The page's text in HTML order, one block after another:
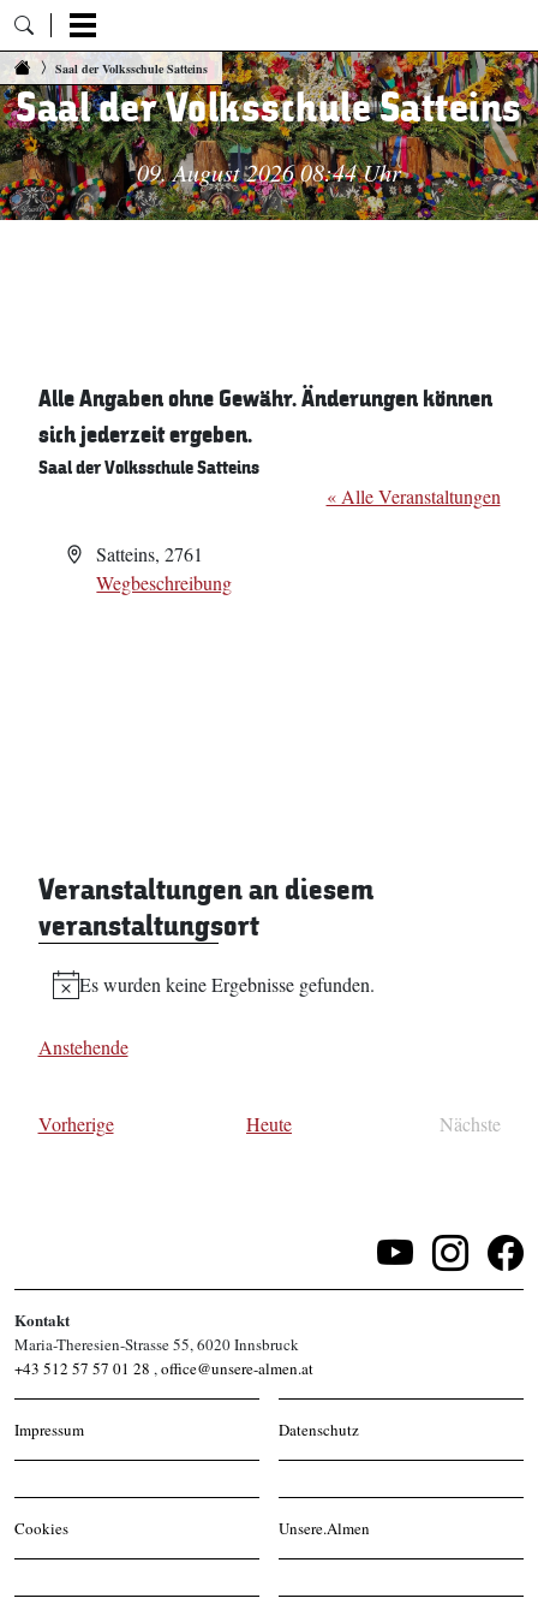
Zum Inhalt springen
Saal der Volksschule Satteins
Saal der Volksschule Satteins
09. August 2026 08:44 Uhr
Alle Angaben ohne Gewähr. Änderungen können
sich jederzeit ergeben.
Saal der Volksschule Satteins
« Alle Veranstaltungen
AdresseSatteins, 2761
Wegbeschreibung
Veranstaltungen an diesem
veranstaltungsort
Hinweis
Es wurden keine Ergebnisse gefunden.
Anstehende
VorherigeVeranstaltungen Heute
Nächste
Kontakt
Maria-Theresien-Strasse 55, 6020 Innsbruck
+43 512 57 57 01 28 ,office@unsere-almen.at
Impressum Datenschutz
Cookies Unsere.Almen